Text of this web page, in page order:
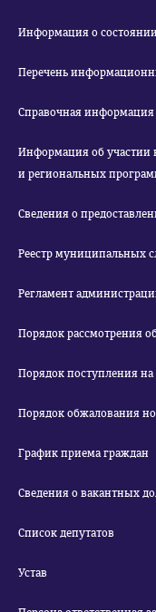
Информация о
Перечень
Справочная информация
Информация об участии
и региональных
Сведения о
Реестр муниципальных
Регламент
Порядок рассмотрения
Порядок поступления
Порядок обжалования
График приема граждан
Сведения о вакантных
Список депутатов
Устав